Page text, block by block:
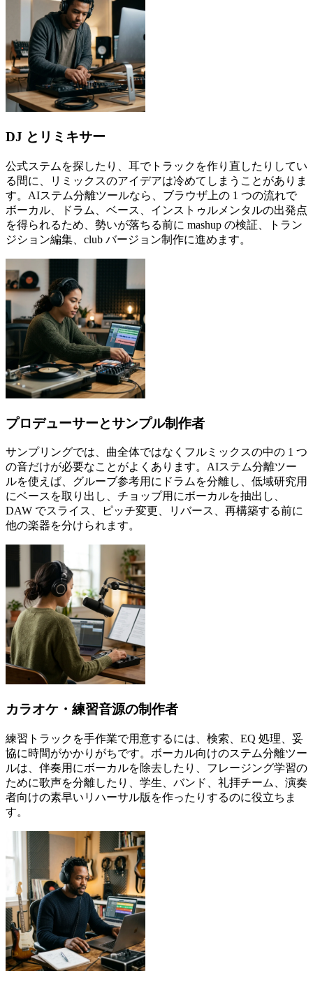
DJ とリミキサー
公式ステムを探したり、耳でトラックを作り直したりしてい
る間に、リミックスのアイデアは冷めてしまうことがありま
す。AIステム分離ツールなら、ブラウザ上の 1 つの流れで
ボーカル、ドラム、ベース、インストゥルメンタルの出発点
を得られるため、勢いが落ちる前に mashup の検証、トラン
ジション編集、club バージョン制作に進めます。
プロデューサーとサンプル制作者
サンプリングでは、曲全体ではなくフルミックスの中の 1 つ
の音だけが必要なことがよくあります。AIステム分離ツー
ルを使えば、グルーブ参考用にドラムを分離し、低域研究用
にベースを取り出し、チョップ用にボーカルを抽出し、
DAW でスライス、ピッチ変更、リバース、再構築する前に
他の楽器を分けられます。
カラオケ・練習音源の制作者
練習トラックを手作業で用意するには、検索、EQ 処理、妥
協に時間がかかりがちです。ボーカル向けのステム分離ツー
ルは、伴奏用にボーカルを除去したり、フレージング学習の
ために歌声を分離したり、学生、バンド、礼拝チーム、演奏
者向けの素早いリハーサル版を作ったりするのに役立ちま
す。